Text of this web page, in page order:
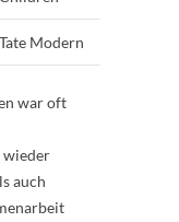
Tate Modern
war oft
wieder
auch